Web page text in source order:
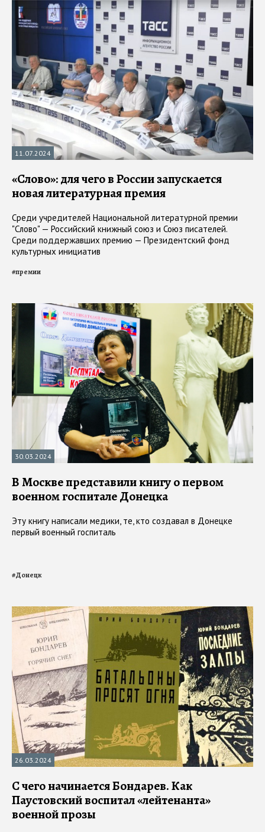
11.07.2024
«Слово»: для чего в России запускается
новая литературная премия
Среди учредителей Национальной литературной премии
"Слово" — Российский книжный союз и Союз писателей.
Среди поддержавших премию — Президентский фонд
культурных инициатив
#премии
30.03.2024
В Москве представили книгу о первом
военном госпитале Донецка
Эту книгу написали медики, те, кто создавал в Донецке
первый военный госпиталь
#Донецк
26.03.2024
С чего начинается Бондарев. Как
Паустовский воспитал «лейтенанта»
военной прозы